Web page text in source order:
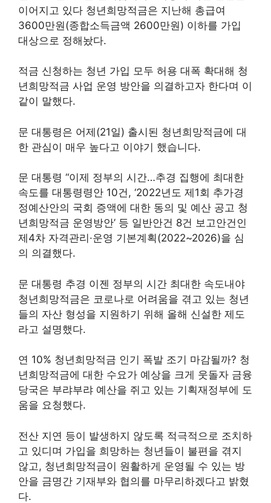
이어지고 있다 청년희망적금은 지난해 총급여
3600만원(종합소득금액 2600만원) 이하를 가입
대상으로 정해놨다.
적금 신청하는 청년 가입 모두 허용 대폭 확대해 청
년희망적금 사업 운영 방안을 의결하고자 한다며 이
같이 말했다.
문 대통령은 어제(21일) 출시된 청년희망적금에 대
한 관심이 매우 높다고 이야기 했습니다.
문 대통령 “이제 정부의 시간…추경 집행에 최대한
속도를 대통령령안 10건, ‘2022년도 제1회 추가경
정예산안의 국회 증액에 대한 동의 및 예산 공고 청
년희망적금 운영방안’ 등 일반안건 8건 보고안건인
제4차 자격관리·운영 기본계획(2022~2026)을 심
의 의결했다.
문 대통령 추경 이젠 정부의 시간 최대한 속도내야
청년희망적금은 코로나로 어려움을 겪고 있는 청년
들의 자산 형성을 지원하기 위해 올해 신설한 제도
라고 설명했다.
연 10% 청년희망적금 인기 폭발 조기 마감될까? 청
년희망적금에 대한 수요가 예상을 크게 웃돌자 금융
당국은 부랴부랴 예산을 쥐고 있는 기획재정부에 도
움을 요청했다.
전산 지연 등이 발생하지 않도록 적극적으로 조치하
고 있디며 가입을 희망하는 청년들이 불편을 겪지
않고, 청년희망적금이 원활하게 운영될 수 있는 방
안을 금명간 기재부와 협의를 마무리하겠다고 밝혔
다.